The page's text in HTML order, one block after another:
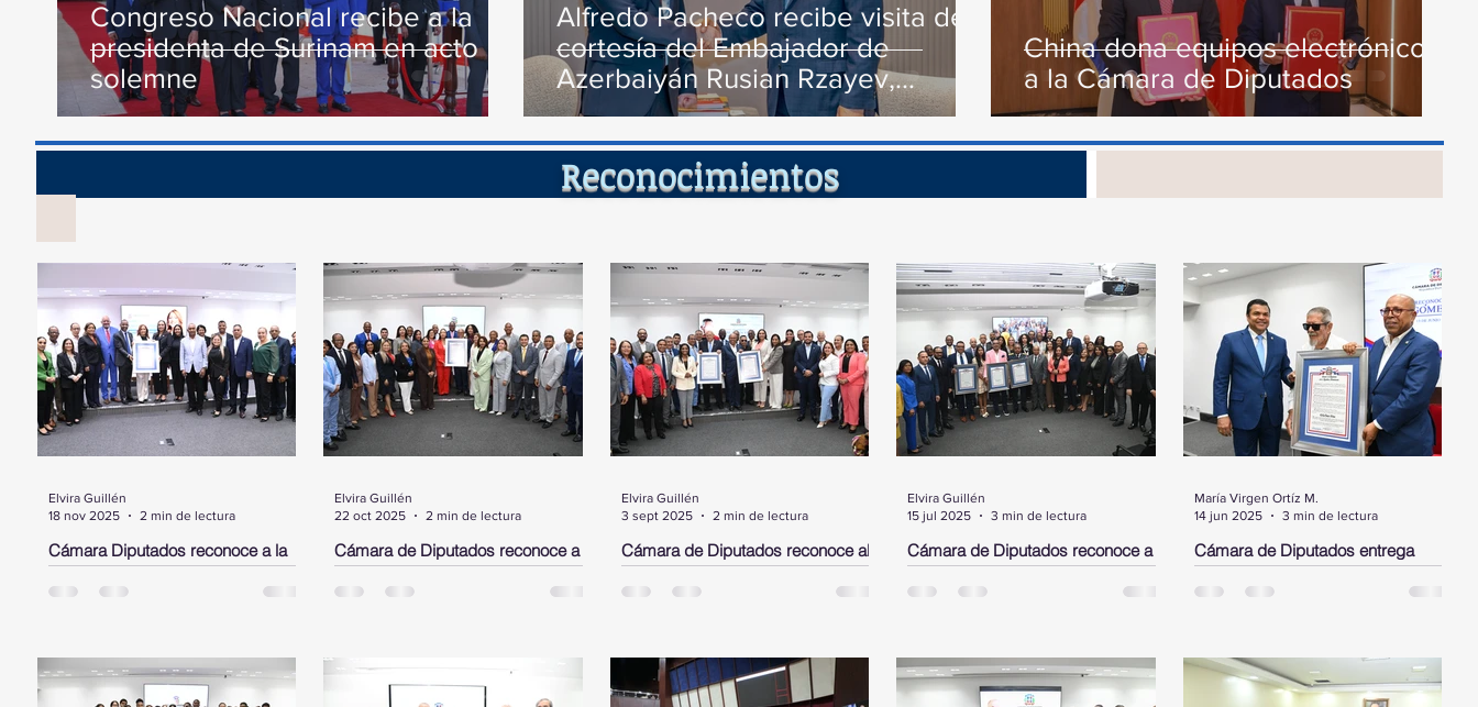
Congreso Nacional recibe a la
presidenta de Surinam en acto
solemne
Alfredo Pacheco recibe visita de
cortesía del Embajador de
Azerbaiyán Rusian Rzayev,
conversan varios temas de
interés
China dona equipos electrónicos
a la Cámara de Diputados
Reconocimientos
Cámara Diputados reconoce a la
dominicana, Cristina Contreras,
radicada en NY, por su trayectoria y
Diputados, entregó este martes un
pergamino de reconocimiento a la
Dra. Cristina Contreras, dominicana
Elvira Guillén
18 nov 2025
2 min de lectura
Cámara de Diputados reconoce a
Laura Jiménez Pimentel,
dominicana destacada en los
Alfredo Pacheco, la Cámara de
Diputados entregó un pergamino de
Elvira Guillén
22 oct 2025
2 min de lectura
Cámara de Diputados reconoce al
neurocirujano José Antonio
Peguero Calzada y al cantante de
Diputados, en un acto encabezado
por su presidente, Alfredo Pacheco,
entregó este miércoles dos
Elvira Guillén
3 sept 2025
2 min de lectura
Cámara de Diputados reconoce a
Rubby Pérez, a los bomberos del
DN y a un alto ejecutivo de JP
Diputados entregó este martes tres
pergaminos de reconocimientos,
aprobados por resolución a
Elvira Guillén
15 jul 2025
3 min de lectura
Cámara de Diputados entrega
pergamino de reconocimiento a
Delio Gómez Ochoa
Diputados entregó un pergamino de
reconocimiento como homenaje al
héroe nacional y comandante Delio
María Virgen Ortíz M.
14 jun 2025
3 min de lectura